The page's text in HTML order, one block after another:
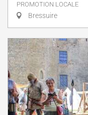
PROMOTION LOCALE
Bressuire